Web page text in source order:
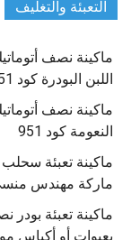
التعبئة والتغليف
ماكينة نصف
اللبن البودرة كود 951
ماكينة نصف
النعومة كود 951
ماركة مهندس